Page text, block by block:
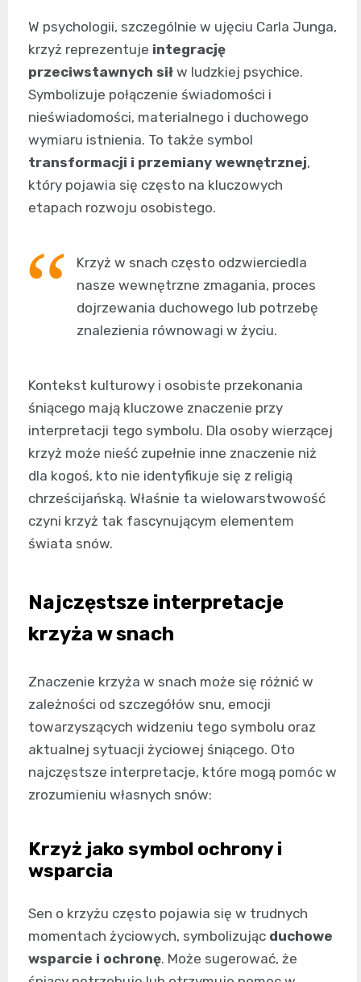
W psychologii, szczególnie w ujęciu Carla Junga,
krzyż reprezentuje integrację
przeciwstawnych sił w ludzkiej psychice.
Symbolizuje połączenie świadomości i
nieświadomości, materialnego i duchowego
wymiaru istnienia. To także symbol
transformacji i przemiany wewnętrznej,
który pojawia się często na kluczowych
etapach rozwoju osobistego.
Krzyż w snach często odzwierciedla
nasze wewnętrzne zmagania, proces
dojrzewania duchowego lub potrzebę
znalezienia równowagi w życiu.
Kontekst kulturowy i osobiste przekonania
śniącego mają kluczowe znaczenie przy
interpretacji tego symbolu. Dla osoby wierzącej
krzyż może nieść zupełnie inne znaczenie niż
dla kogoś, kto nie identyfikuje się z religią
chrześcijańską. Właśnie ta wielowarstwowość
czyni krzyż tak fascynującym elementem
świata snów.
Najczęstsze interpretacje
krzyża w snach
Znaczenie krzyża w snach może się różnić w
zależności od szczegółów snu, emocji
towarzyszących widzeniu tego symbolu oraz
aktualnej sytuacji życiowej śniącego. Oto
najczęstsze interpretacje, które mogą pomóc w
zrozumieniu własnych snów:
Krzyż jako symbol ochrony i
wsparcia
Sen o krzyżu często pojawia się w trudnych
momentach życiowych, symbolizując duchowe
wsparcie i ochronę. Może sugerować, że